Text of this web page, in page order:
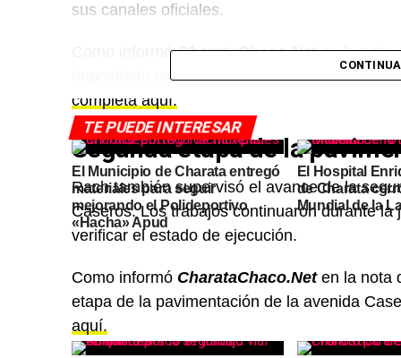
sus canales oficiales.
Como informóCharataChaco.Neten la nota
depositado para todos los empleados del
completa aquí.
Segunda etapa de la
Rach también supervisó el avance de la
Caseros. Los trabajos continuaron durante
verificar el estado de ejecución.
Como informó CharataChaco.Neten la nota
etapa de la pavimentación de la avenida
aquí.
TE PUEDE INTERESAR
El Municipio de Charata entregó
materiales para seguir
mejorando el Polideportivo
«Hacha» Apud
El Hospital
de Charata
Mundial de la